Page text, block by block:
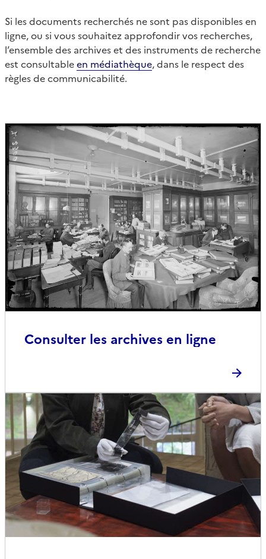
Si les documents recherchés ne sont pas disponibles en
ligne, ou si vous souhaitez approfondir vos recherches,
l’ensemble des archives et des instruments de recherche
est consultableen médiathèque, dans le respect des
règles de communicabilité.
Consulter les archives en ligne